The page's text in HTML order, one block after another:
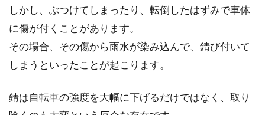
しかし、ぶつけてしまったり、転倒したはずみで車体
に傷が付くことがあります。
その場合、その傷から雨水が染み込んで、錆び付いて
しまうといったことが起こります。
錆は自転車の強度を大幅に下げるだけではなく、取り